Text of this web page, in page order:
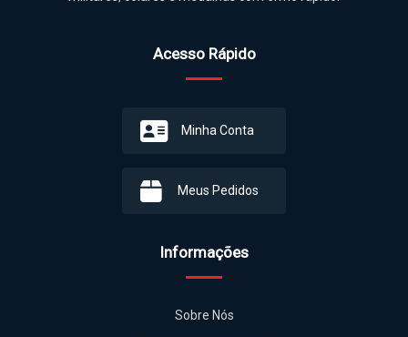
Acesso Rápido
Minha Conta
Meus Pedidos
Informações
Sobre Nós